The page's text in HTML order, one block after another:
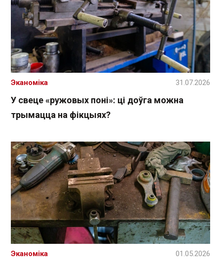
У свеце «ружовых поні»: ці доўга можна
трымацца на фікцыях?
Эканоміка 31.07.2026
Эканоміка 01.05.2026